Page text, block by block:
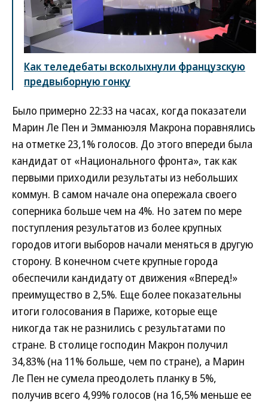
Как теледебаты всколыхнули французскую
предвыборную гонку
Было примерно 22:33 на часах, когда показатели
Марин Ле Пен и Эмманюэля Макрона поравнялись
на отметке 23,1% голосов. До этого впереди была
кандидат от «Национального фронта», так как
первыми приходили результаты из небольших
коммун. В самом начале она опережала своего
соперника больше чем на 4%. Но затем по мере
поступления результатов из более крупных
городов итоги выборов начали меняться в другую
сторону. В конечном счете крупные города
обеспечили кандидату от движения «Вперед!»
преимущество в 2,5%. Еще более показательны
итоги голосования в Париже, которые еще
никогда так не разнились с результатами по
стране. В столице господин Макрон получил
34,83% (на 11% больше, чем по стране), а Марин
Ле Пен не сумела преодолеть планку в 5%,
получив всего 4,99% голосов (на 16,5% меньше ее